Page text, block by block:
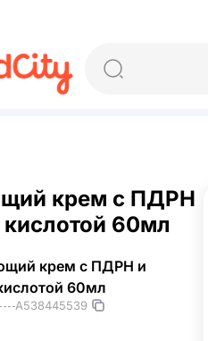
крем с ПДРН
60мл
крем с ПДРН и
60мл
A538445539